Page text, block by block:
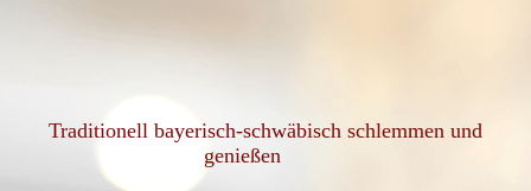
Traditionell bayerisch-schwäbisch schlemmen und
genießen